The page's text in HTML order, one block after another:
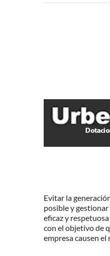
Evitar la
posible y
eficaz y
con el objetivo de
empresa causen